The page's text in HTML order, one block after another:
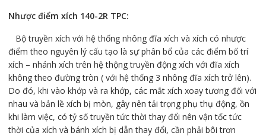
Nhược điểm xích 140-2R TPC:
Bộ truyền xích với hệ thống nhông đĩa xích và xích có nhược
điểm theo nguyên lý cấu tạo là sự phân bổ của các điểm bố trí
xích – nhánh xích trên hệ thộng truyền động xích với đĩa xích
không theo đường tròn ( với hệ thống 3 nhông đĩa xích trở lên).
Do đó, khi vào khớp và ra khớp, các mắt xích xoay tương đối với
nhau và bản lề xích bị mòn, gây nên tải trọng phụ thụ động, ồn
khi làm việc, có tỷ số truyền tức thời thay đổi nên vận tốc tức
thời của xích và bánh xích bị dẫn thay đổi, cần phải bôi trơn